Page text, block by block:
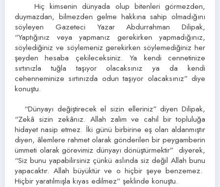
Hiç kimsenin dünyada olup bitenleri görmezden,
duymazdan, bilmezden gelme hakkına sahip olmadığını
söyleyen Gazeteci Yazar Abdurrahman Dilipak,
“Yaptığınız veya yapmanız gerekirken yapmadığınız,
söylediğiniz ve söylemeniz gerekirken söylemediğiniz her
şeyden hesaba çekileceksiniz. Ya kendi cennetinize
sırtınızla tuğla taşıyor olacaksınız ya da kendi
cehenneminize sırtınızda odun taşıyor olacaksınız” diye
konuştu.
“Dünyayı değiştirecek el sizin elleriniz” diyen Dilipak,
“Zekâ sizin zekânız. Allah zalim ve cahil bir topluluğa
hidayet nasip etmez. İki günü birbirine eş olan aldanmıştır
diyen, âlemlere rahmet olarak gönderilen bir peygamberin
ümmeti olarak görevimiz dünyayı dönüştürmektir” diyerek,
“Siz bunu yapabilirsiniz çünkü aslında siz değil Allah bunu
yapacaktır. Allah büyüktür ve o hiçbir şeye benzemez.
Hiçbir yaratılmışla kıyas edilmez” şeklinde konuştu.